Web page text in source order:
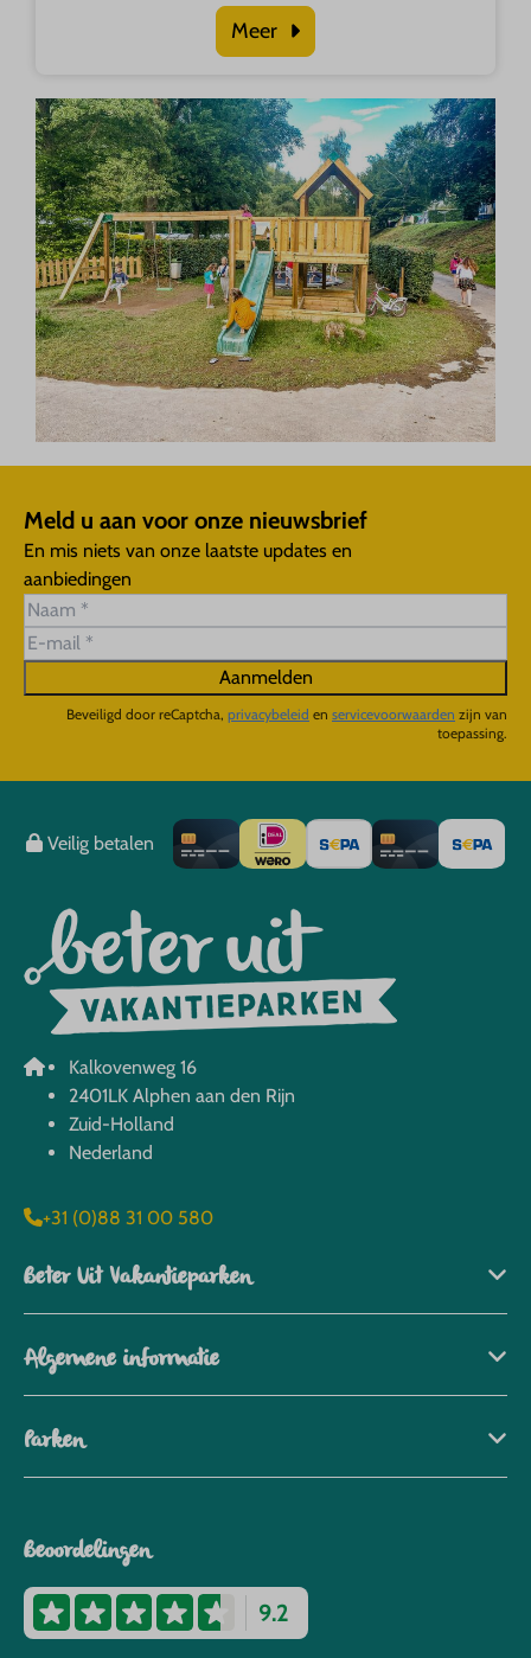
Meer
Meld u aan voor onze nieuwsbrief
En mis niets van onze laatste updates en
aanbiedingen
Aanmelden
Beveiligd door reCaptcha, privacybeleid en servicevoorwaarden zijn van
toepassing.
Veilig betalen
Kalkovenweg 16
2401LK Alphen aan den Rijn
Zuid-Holland
Nederland
+31 (0)88 31 00 580
Beter Uit Vakantieparken
Algemene informatie
Parken
Beoordelingen
9.2